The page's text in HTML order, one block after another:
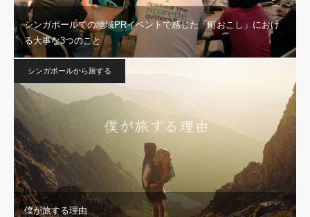
シンガポールでの地域PRイベントで感じた「町おこし」におけ
る大事な3つのこと
シンガポールから旅する
僕が旅する理由